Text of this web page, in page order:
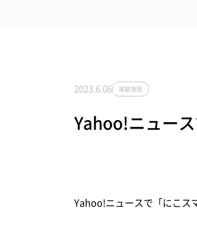
2023.6.06 掲載情報
Yahoo!ニュー
Yahoo!ニュースで「にこス